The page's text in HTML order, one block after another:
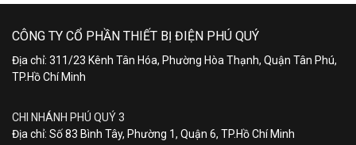
CÔNG TY CỔ PHẦN THIẾT BỊ ĐIỆN PHÚ QUÝ
Địa chỉ: 311/23 Kênh Tân Hóa, Phường Hòa Thạnh, Quận Tân Phú,
TP.Hồ Chí Minh
CHI NHÁNH PHÚ QUÝ 3
Địa chỉ: Số 83 Bình Tây, Phường 1, Quận 6, TP.Hồ Chí Minh